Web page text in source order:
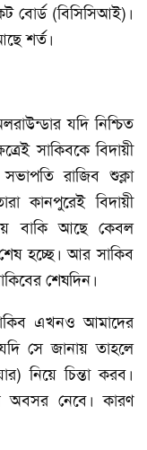
বোর্ড (বিসিসিআই)।
শর্ত।
যদি নিশ্চিত
সাকিবকে বিদায়ী
রাজিব শুক্লা
কানপুরেই বিদায়ী
বাকি আছে কেবল
হচ্ছে। আর সাকিব
শেষদিন।
এখনও আমাদের
সে জানায় তাহলে
নিয়ে চিন্তা করব।
অবসর নেবে। কারণ